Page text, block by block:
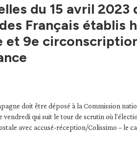
du 15 avril 2023
Français établis
et 9e
doit être déposé à la Commission
qui suit le tour de scrutin où
avec accusé-réception/Colissimo – le